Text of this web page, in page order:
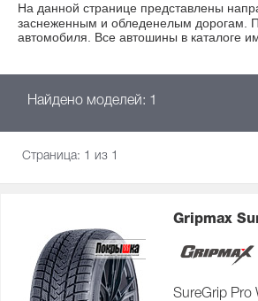
На данной странице представлены
заснеженным и обледенелым дорогам.
автомобиля. Все автошины в каталоге
Найдено моделей: 1
Страница: 1 из 1
Gripmax
SureGrip Pro